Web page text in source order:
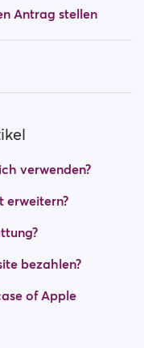
abgelehnt
of Apple
Antrag stellen
verwenden?
erweitern?
bezahlen?
of Apple